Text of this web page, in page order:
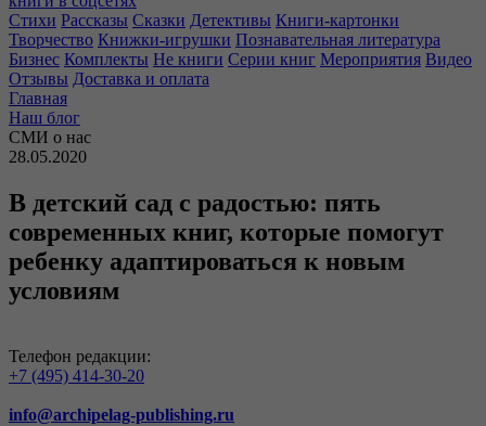
Стихи Рассказы Сказки Детективы Книги-картонки
Творчество Книжки-игрушки Познавательная литература
Бизнес Комплекты Не книги Серии книг Мероприятия Видео
Отзывы Доставка и оплата
Главная
Наш блог
СМИ о нас
28.05.2020
В детский сад с радостью: пять
современных книг, которые помогут
ребенку адаптироваться к новым
условиям
Телефон редакции:
+7 (495) 414-30-20
info@archipelag-publishing.ru